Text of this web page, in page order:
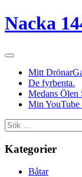
Nacka
Mitt
De fyrbenta.
Medans Ölen
Min YouTube
Sök
efter:
Kategorier
Båtar